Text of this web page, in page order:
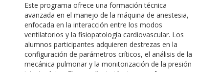
Este programa ofrece una formación técnica
avanzada en el manejo de la máquina de anestesia,
enfocada en la interacción entre los modos
ventilatorios y la fisiopatología cardiovascular. Los
alumnos participantes adquieren destrezas en la
configuración de parámetros críticos, el análisis de la
mecánica pulmonar y la monitorización de la presión